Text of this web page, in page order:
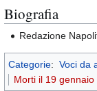
Biografia
Redazione
Categorie: Voci da
Morti il 19 gennaio